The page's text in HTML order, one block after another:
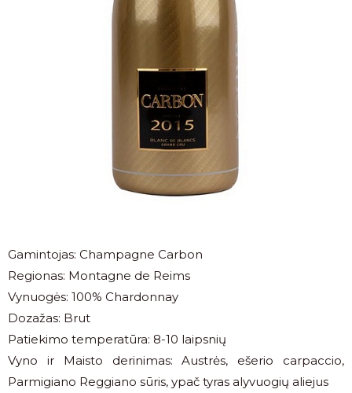
Gamintojas: Champagne Carbon
Regionas: Montagne de Reims
Vynuogės: 100% Chardonnay
Dozažas: Brut
Patiekimo temperatūra: 8-10 laipsnių
Vyno ir Maisto derinimas: Austrės, ešerio carpaccio,
Parmigiano Reggiano sūris, ypač tyras alyvuogių aliejus